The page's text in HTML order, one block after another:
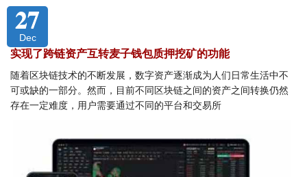
27
Dec
实现了跨链资产互转麦子钱包质押挖矿的功能
随着区块链技术的不断发展，数字资产逐渐成为人们日常生活中不
可或缺的一部分。然而，目前不同区块链之间的资产之间转换仍然
存在一定难度，用户需要通过不同的平台和交易所